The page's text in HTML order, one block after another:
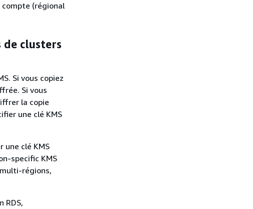
compte (régional
de clusters
Si vous copiez
Si vous
la copie
une clé KMS
une clé KMS
specific KMS
régions,
RDS,